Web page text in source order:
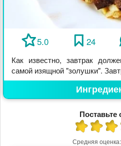
5.0 24
Как известно, завтрак
самой изящной "золушки".
Поставьте
Средняя оценка: